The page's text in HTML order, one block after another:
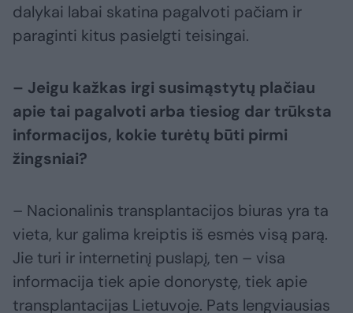
dalykai labai skatina pagalvoti pačiam ir
paraginti kitus pasielgti teisingai.
– Jeigu kažkas irgi susimąstytų plačiau
apie tai pagalvoti arba tiesiog dar trūksta
informacijos, kokie turėtų būti pirmi
žingsniai?
– Nacionalinis transplantacijos biuras yra ta
vieta, kur galima kreiptis iš esmės visą parą.
Jie turi ir internetinį puslapį, ten – visa
informacija tiek apie donorystę, tiek apie
transplantacijas Lietuvoje. Pats lengviausias